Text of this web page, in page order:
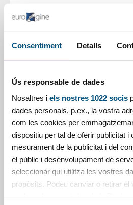
Consentiment Detalls
Ús responsable de dades
Nosaltres i els nostres 1022 socis
dades personals, p.ex., la vostra
com les cookies per
dispositiu per tal de oferir publicitat i
mesurament de la publicitat i del
el públic i desenvolupament de
seleccionar qui utilitza les vostres
propòsits. Podeu canviar o retirar
Missió
EUROGINE és una
amb més de 30 anys en
sanitari, dedicada a la
de dispositius
per a l'anticoncepció,
nacional com per a l'
EUROGINE fabrica i
amb coure no només amb la
les exigències dels
avui coneixen els dispositius
prescriuen amb total